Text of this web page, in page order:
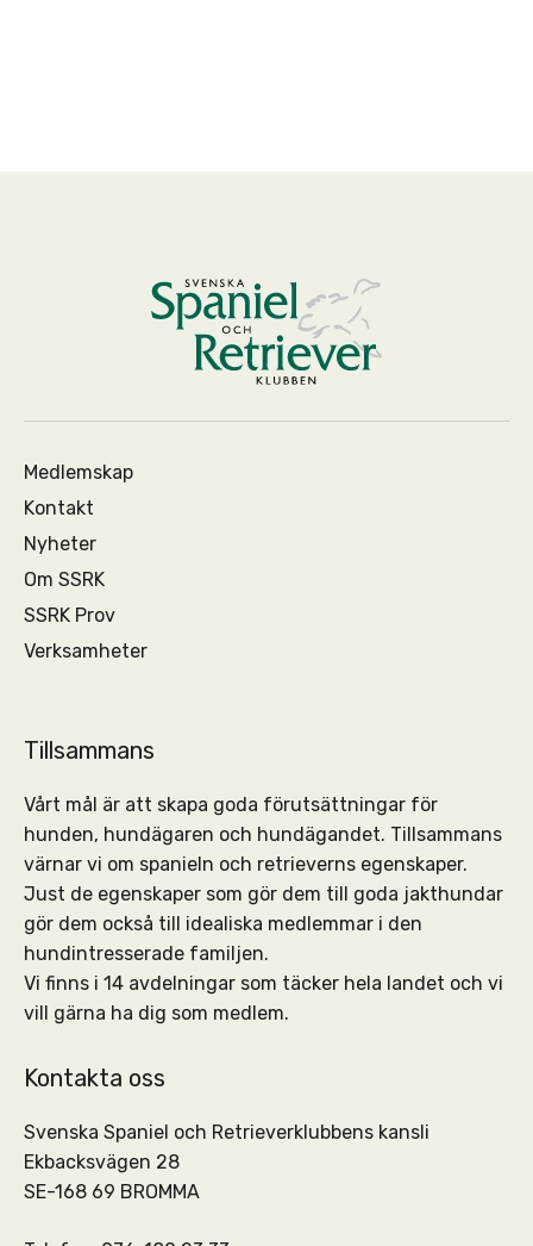
Medlemskap
Kontakt
Nyheter
Om SSRK
SSRK Prov
Verksamheter
Tillsammans
Vårt mål är att skapa goda förutsättningar för
hunden, hundägaren och hundägandet. Tillsammans
värnar vi om spanieln och retrieverns egenskaper.
Just de egenskaper som gör dem till goda jakthundar
gör dem också till idealiska medlemmar i den
hundintresserade familjen.
Vi finns i 14 avdelningar som täcker hela landet och vi
vill gärna ha dig som medlem.
Kontakta oss
Svenska Spaniel och Retrieverklubbens kansli
Ekbacksvägen 28
SE-168 69 BROMMA